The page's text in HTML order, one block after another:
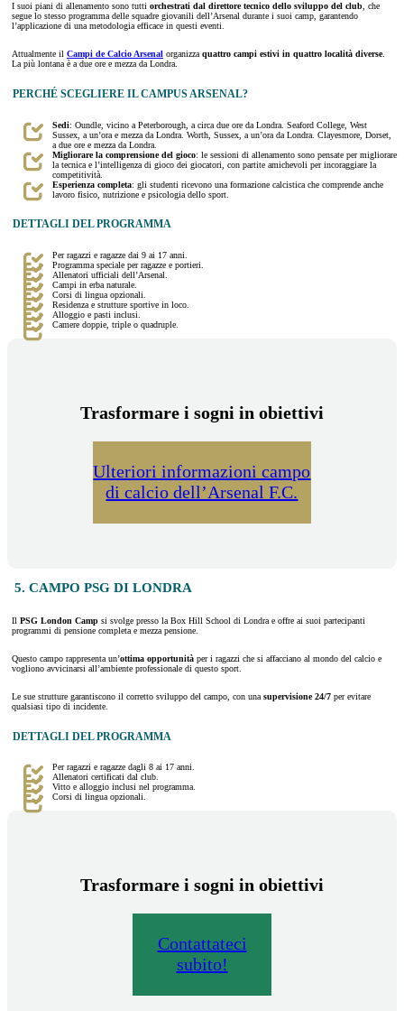
I suoi piani di allenamento sono tutti orchestrati dal direttore tecnico dello sviluppo del club , che
segue lo stesso programma delle squadre giovanili dell’Arsenal durante i suoi camp, garantendo
l’applicazione di una metodologia efficace in questi eventi.
Attualmente il Campi de Calcio Arsenal organizza quattro campi estivi in quattro località diverse.
La più lontana è a due ore e mezza da Londra.
PERCHÉ SCEGLIERE IL CAMPUS ARSENAL?
Sedi: Oundle, vicino a Peterborough, a circa due ore da Londra. Seaford College, West
Sussex, a un’ora e mezza da Londra. Worth, Sussex, a un’ora da Londra. Clayesmore, Dorset,
a due ore e mezza da Londra.
Migliorare la comprensione del gioco: le sessioni di allenamento sono pensate per migliorare
la tecnica e l’intelligenza di gioco dei giocatori, con partite amichevoli per incoraggiare la
competitività.
Esperienza completa: gli studenti ricevono una formazione calcistica che comprende anche
lavoro fisico, nutrizione e psicologia dello sport.
DETTAGLI DEL PROGRAMMA
Per ragazzi e ragazze dai 9 ai 17 anni.
Programma speciale per ragazze e portieri.
Allenatori ufficiali dell’Arsenal.
Campi in erba naturale.
Corsi di lingua opzionali.
Residenza e strutture sportive in loco.
Alloggio e pasti inclusi.
Camere doppie, triple o quadruple.
Trasformare i sogni in obiettivi
Ulteriori informazioni campo
di calcio dell’Arsenal F.C.
5. CAMPO PSG DI LONDRA
Il PSG London Camp si svolge presso la Box Hill School di Londra e offre ai suoi partecipanti
programmi di pensione completa e mezza pensione.
Questo campo rappresenta un’ottima opportunità per i ragazzi che si affacciano al mondo del calcio e
vogliono avvicinarsi all’ambiente professionale di questo sport.
Le sue strutture garantiscono il corretto sviluppo del campo, con una supervisione 24/7 per evitare
qualsiasi tipo di incidente.
DETTAGLI DEL PROGRAMMA
Per ragazzi e ragazze dagli 8 ai 17 anni.
Allenatori certificati dal club.
Vitto e alloggio inclusi nel programma.
Corsi di lingua opzionali.
Trasformare i sogni in obiettivi
Contattateci
subito!